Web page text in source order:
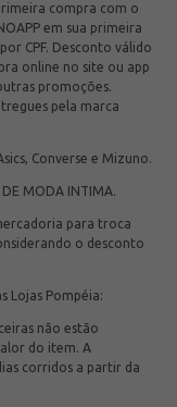
compra com o
em sua primeira
CPF. Desconto válido
online no site ou app
promoções.
pela marca
Converse e Mizuno.
DE MODA INTIMA.
para troca
o desconto
Lojas Pompéia:
não estão
do item. A
corridos a partir da